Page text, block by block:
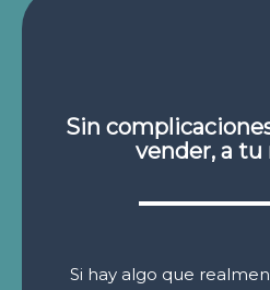
Sin
vender, a tu
Si hay algo que